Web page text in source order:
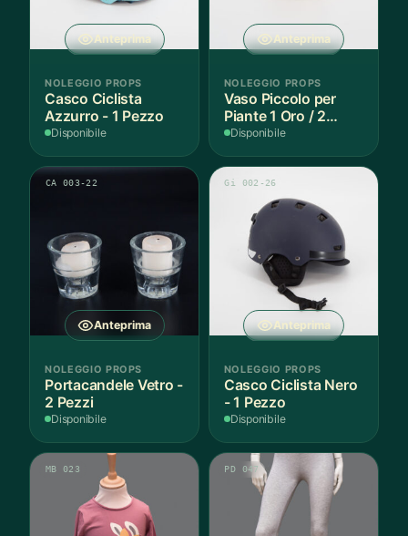
Anteprima
NOLEGGIO PROPS
Casco Ciclista
Azzurro - 1 Pezzo
Disponibile
Anteprima
NOLEGGIO PROPS
Vaso Piccolo per
Piante 1 Oro / 2
Argento - 3 Pezzi
Disponibile
Anteprima
CA 003-22
NOLEGGIO PROPS
Portacandele Vetro -
2 Pezzi
Disponibile
Anteprima
Gi 002-26
NOLEGGIO PROPS
Casco Ciclista Nero
- 1 Pezzo
Disponibile
MB 023 PD 047